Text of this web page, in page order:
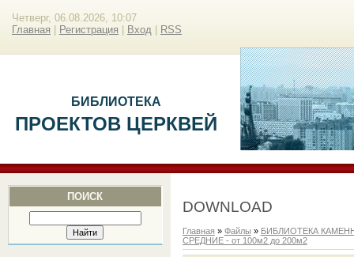
Четверг, 06.08.2026, 10:07
Главная
Регистрация Вход RSS
БИБЛИОТЕКА
ПРОЕКТОВ ЦЕРКВЕЙ
ПОИСК
DOWNLOAD
Главная » Файлы » БИБЛИОТЕКА
СРЕДНИЕ - от 100м2 до 200м2